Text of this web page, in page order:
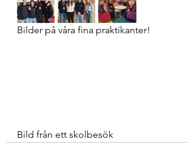
Bilder på våra fina praktikanter!
Bild från ett skolbesök